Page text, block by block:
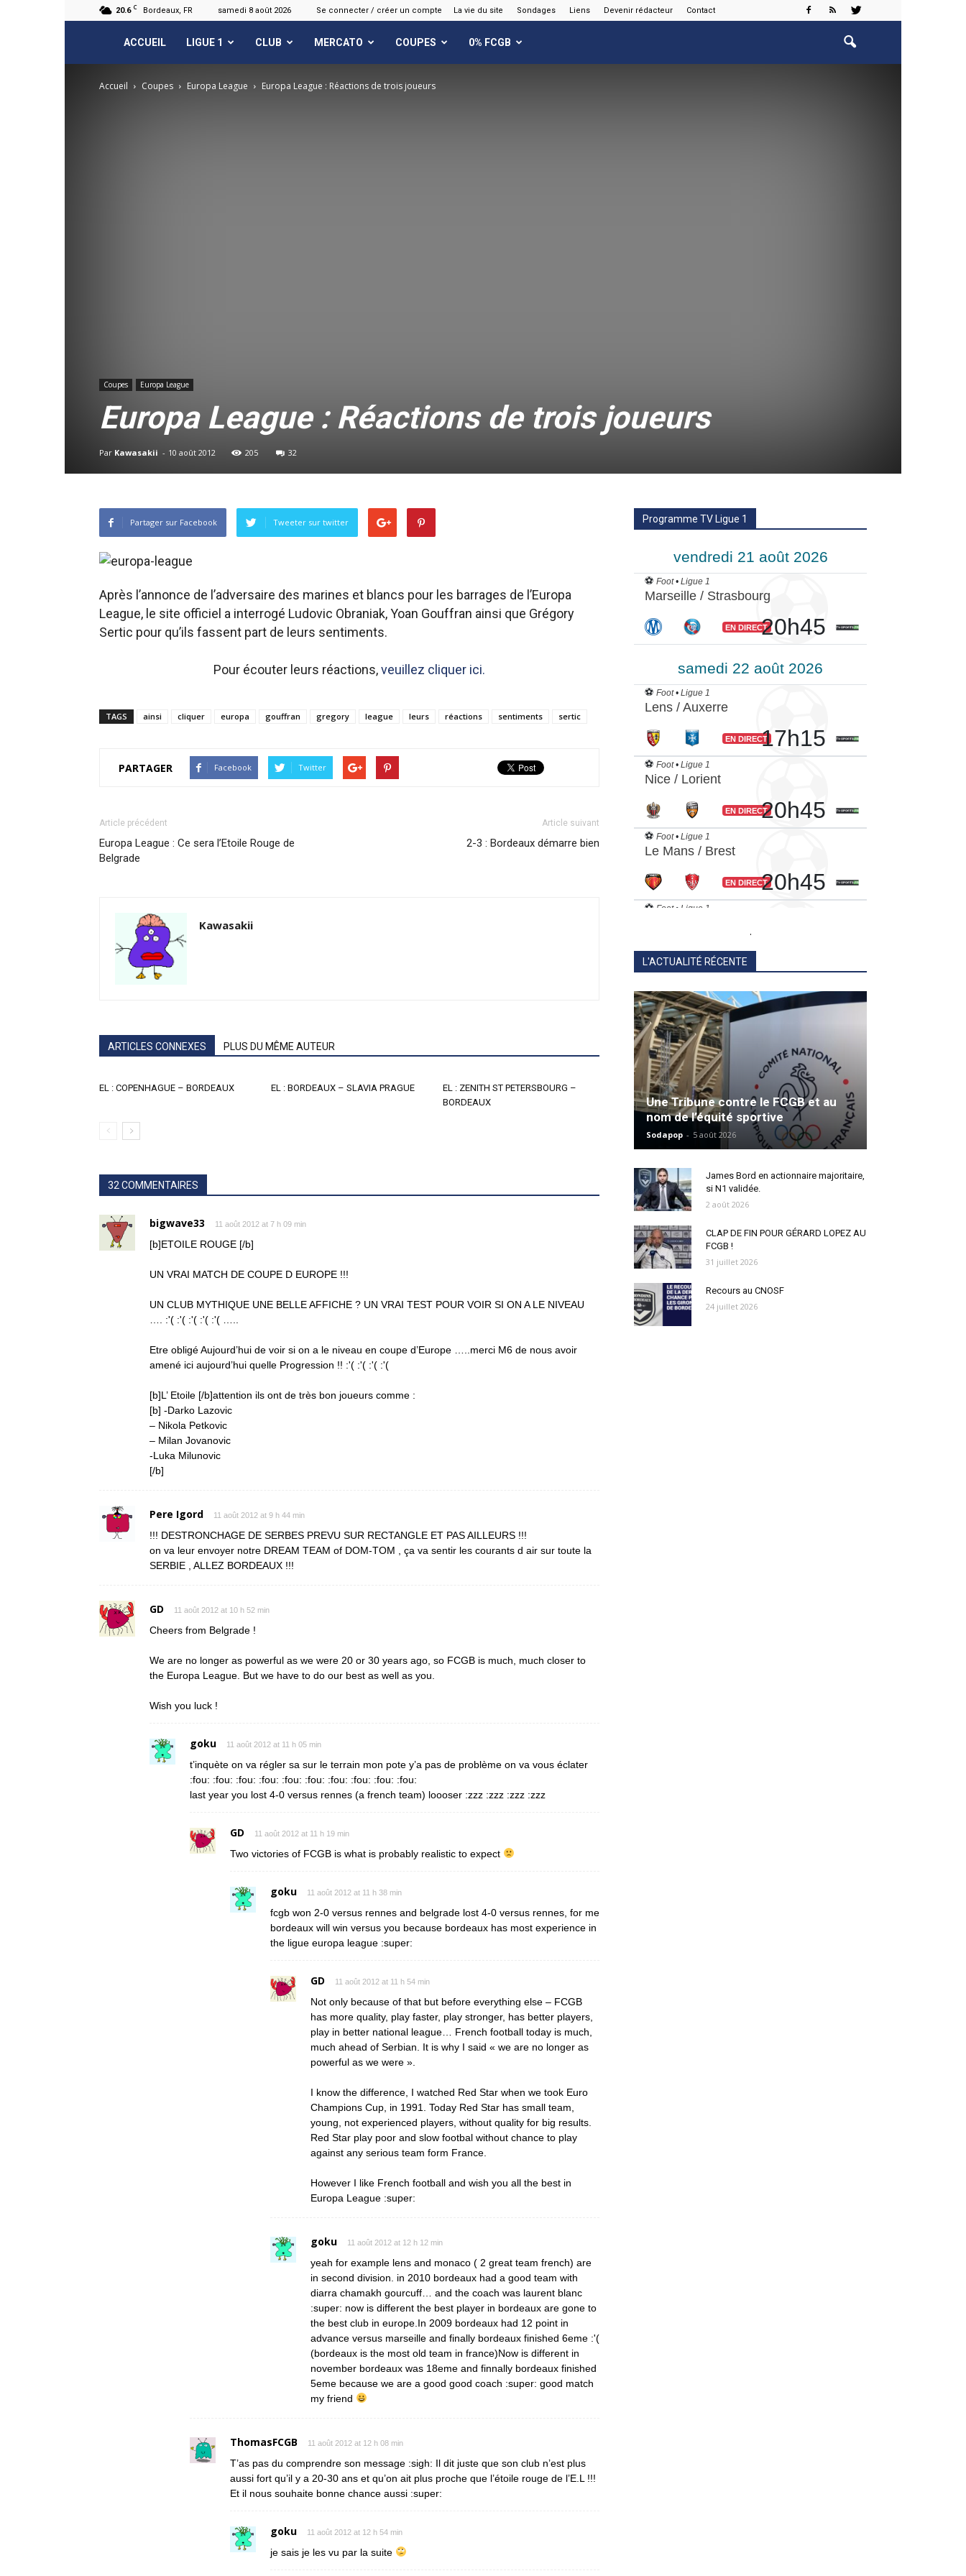
20.6 C Bordeaux, FR samedi 8 août 2026 Se connecter / créer un compte La vie du site Sondages Liens Devenir rédacteur Contact
FCGB.net
ACCUEIL LIGUE 1 CLUB MERCATO COUPES 0% FCGB
Accueil Coupes Europa League Europa League : Réactions de trois joueurs
Coupes Europa League
Europa League : Réactions de trois joueurs
Par Kawasakii - 10 août 2012 205 32
Partager sur Facebook Tweeter sur twitter
Après l’annonce de l’adversaire des marines et blancs pour les barrages de l’Europa
League, le site officiel a interrogé Ludovic Obraniak, Yoan Gouffran ainsi que Grégory
Sertic pour qu’ils fassent part de leurs sentiments.
Pour écouter leurs réactions,veuillez cliquer ici.
TAGS ainsi cliquer europa gouffran gregory league leurs réactions sentiments sertic
PARTAGER Facebook Twitter
Article précédent
Europa League : Ce sera l’Etoile Rouge de
Belgrade
Article suivant
2-3 : Bordeaux démarre bien
Kawasakii
ARTICLES CONNEXES PLUS DU MÊME AUTEUR
EL : COPENHAGUE – BORDEAUX EL : BORDEAUX – SLAVIA PRAGUE
EL : ZENITH ST PETERSBOURG –
BORDEAUX
32 COMMENTAIRES
bigwave33 11 août 2012 at 7 h 09 min
[b]ETOILE ROUGE [/b]
UN VRAI MATCH DE COUPE D EUROPE !!!
UN CLUB MYTHIQUE UNE BELLE AFFICHE ? UN VRAI TEST POUR VOIR SI ON A LE NIVEAU
…. :'( :'( :'( :'( :'( …..
Etre obligé Aujourd’hui de voir si on a le niveau en coupe d’Europe …..merci M6 de nous avoir
amené ici aujourd’hui quelle Progression !! :'( :'( :'( :'(
[b]L’ Etoile [/b]attention ils ont de très bon joueurs comme :
[b] -Darko Lazovic
– Nikola Petkovic
– Milan Jovanovic
-Luka Milunovic
[/b]
Pere Igord 11 août 2012 at 9 h 44 min
!!! DESTRONCHAGE DE SERBES PREVU SUR RECTANGLE ET PAS AILLEURS !!!
on va leur envoyer notre DREAM TEAM of DOM-TOM , ça va sentir les courants d air sur toute la
SERBIE , ALLEZ BORDEAUX !!!
GD 11 août 2012 at 10 h 52 min
Cheers from Belgrade !
We are no longer as powerful as we were 20 or 30 years ago, so FCGB is much, much closer to
the Europa League. But we have to do our best as well as you.
Wish you luck !
goku 11 août 2012 at 11 h 05 min
t’inquète on va régler sa sur le terrain mon pote y’a pas de problème on va vous éclater
:fou: :fou: :fou: :fou: :fou: :fou: :fou: :fou: :fou: :fou:
last year you lost 4-0 versus rennes (a french team) loooser :zzz :zzz :zzz :zzz
GD 11 août 2012 at 11 h 19 min
Two victories of FCGB is what is probably realistic to expect
goku 11 août 2012 at 11 h 38 min
fcgb won 2-0 versus rennes and belgrade lost 4-0 versus rennes, for me
bordeaux will win versus you because bordeaux has most experience in
the ligue europa league :super:
GD 11 août 2012 at 11 h 54 min
Not only because of that but before everything else – FCGB
has more quality, play faster, play stronger, has better players,
play in better national league… French football today is much,
much ahead of Serbian. It is why I said « we are no longer as
powerful as we were ».
I know the difference, I watched Red Star when we took Euro
Champions Cup, in 1991. Today Red Star has small team,
young, not experienced players, without quality for big results.
Red Star play poor and slow footbal without chance to play
against any serious team form France.
However I like French football and wish you all the best in
Europa League :super:
goku 11 août 2012 at 12 h 12 min
yeah for example lens and monaco ( 2 great team french) are
in second division. in 2010 bordeaux had a good team with
diarra chamakh gourcuff… and the coach was laurent blanc
:super: now is different the best player in bordeaux are gone to
the best club in europe.In 2009 bordeaux had 12 point in
advance versus marseille and finally bordeaux finished 6eme :'(
(bordeaux is the most old team in france)Now is different in
november bordeaux was 18eme and finnally bordeaux finished
5eme because we are a good good coach :super: good match
my friend
ThomasFCGB 11 août 2012 at 12 h 08 min
T’as pas du comprendre son message :sigh: Il dit juste que son club n’est plus
aussi fort qu’il y a 20-30 ans et qu’on ait plus proche que l’étoile rouge de l’E.L !!!
Et il nous souhaite bonne chance aussi :super:
goku 11 août 2012 at 12 h 54 min
je sais je les vu par la suite
Programme TV Ligue 1
.
L'ACTUALITÉ RÉCENTE
Une Tribune contre le FCGB et au
nom de l’équité sportive
Sodapop - 5 août 2026
James Bord en actionnaire majoritaire,
si N1 validée.
2 août 2026
CLAP DE FIN POUR GÉRARD LOPEZ AU
FCGB !
31 juillet 2026
Recours au CNOSF
24 juillet 2026